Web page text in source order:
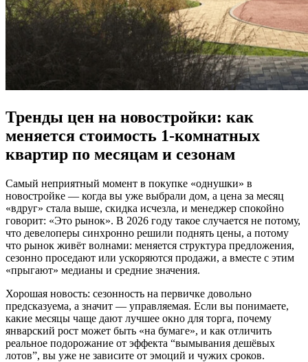
Тренды цен на новостройки: как
меняется стоимость 1-комнатных
квартир по месяцам и сезонам
Самый неприятный момент в покупке «однушки» в
новостройке — когда вы уже выбрали дом, а цена за месяц
«вдруг» стала выше, скидка исчезла, и менеджер спокойно
говорит: «Это рынок». В 2026 году такое случается не потому,
что девелоперы синхронно решили поднять цены, а потому
что рынок живёт волнами: меняется структура предложения,
сезонно проседают или ускоряются продажи, а вместе с этим
«прыгают» медианы и средние значения.
Хорошая новость: сезонность на первичке довольно
предсказуема, а значит — управляемая. Если вы понимаете,
какие месяцы чаще дают лучшее окно для торга, почему
январский рост может быть «на бумаге», и как отличить
реальное подорожание от эффекта “вымывания дешёвых
лотов”, вы уже не зависите от эмоций и чужих сроков.